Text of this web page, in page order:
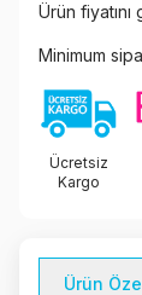
Ürün
Minimum
Ücretsiz
Kargo
Ürün